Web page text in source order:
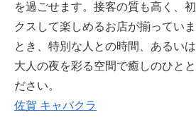
を過ごせます。接客の質も高く、
クスして楽しめるお店が揃ってい
とき、特別な人との時間、あるい
大人の夜を彩る空間で癒しのひと
ださい。
佐賀 キャバクラ